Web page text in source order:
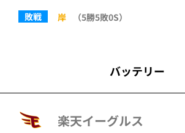
敗戦
岸 （5勝5敗0S）
バッテリー
楽天イーグルス